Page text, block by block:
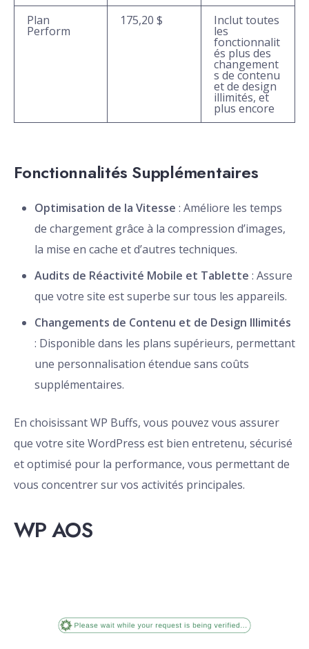
Plan
Perform
175,20 $ Inclut toutes
les
fonctionnalit
és plus des
changement
s de contenu
et de design
illimités, et
plus encore
Fonctionnalités Supplémentaires
Optimisation de la Vitesse : Améliore les temps
de chargement grâce à la compression d’images,
la mise en cache et d’autres techniques.
Audits de Réactivité Mobile et Tablette : Assure
que votre site est superbe sur tous les appareils.
Changements de Contenu et de Design Illimités
: Disponible dans les plans supérieurs, permettant
une personnalisation étendue sans coûts
supplémentaires.
En choisissant WP Buffs, vous pouvez vous assurer
que votre site WordPress est bien entretenu, sécurisé
et optimisé pour la performance, vous permettant de
vous concentrer sur vos activités principales.
WP AOS